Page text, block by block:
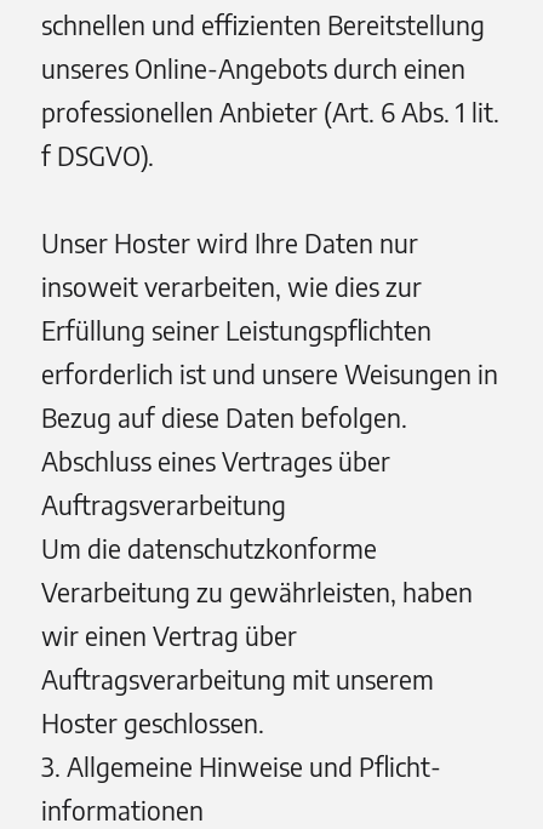
schnellen und effizienten Bereitstellung
unseres Online-Angebots durch einen
professionellen Anbieter (Art. 6 Abs. 1 lit.
f DSGVO).
Unser Hoster wird Ihre Daten nur
insoweit verarbeiten, wie dies zur
Erfüllung seiner Leistungspflichten
erforderlich ist und unsere Weisungen in
Bezug auf diese Daten befolgen.
Abschluss eines Vertrages über
Auftragsverarbeitung
Um die datenschutzkonforme
Verarbeitung zu gewährleisten, haben
wir einen Vertrag über
Auftragsverarbeitung mit unserem
Hoster geschlossen.
3. Allgemeine Hinweise und Pflicht­
informationen